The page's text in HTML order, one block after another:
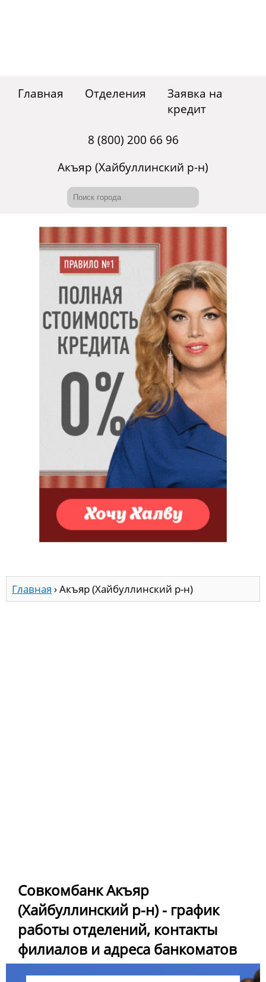
Главная Отделения
Заявка на
кредит
8 (800) 200 66 96
Акъяр (Хайбуллинский р-н)
Главная ›Акъяр (Хайбуллинский р-н)
Совкомбанк Акъяр
(Хайбуллинский р-н) - график
работы отделений, контакты
филиалов и адреса банкоматов